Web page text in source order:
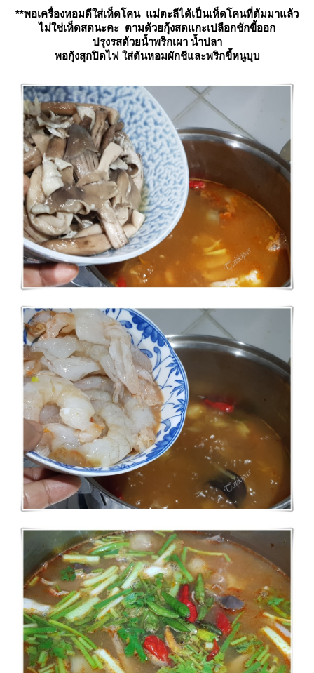
**พอเครื่องหอมดีใส่เห็ดโคน แม่ตะลีได้เป็นเห็ดโคนที่ต้มมาแล้ว
ไม่ใช่เห็ดสดนะคะ ตามด้วยกุ้งสดแกะเปลือกชักขี้ออก
ปรุงรสด้วยน้ำพริกเผา น้ำปลา
พอกุ้งสุกปิดไฟ ใส่ต้นหอมผักชีและพริกขี้หนูบุบ